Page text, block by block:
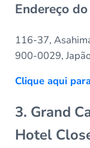
Endereço
116-37,
900-0029,
Clique aqui
3. Grand
Hotel